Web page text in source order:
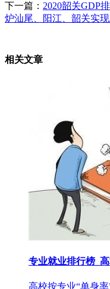
下一篇： 2020韶关GDP
炉汕尾、阳江、韶关实
相关文章
专业就业排行榜_
高校按专业“单身